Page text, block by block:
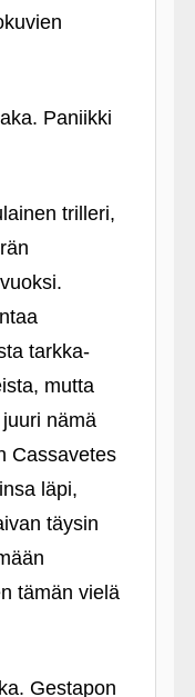
aka. Paniikki
trilleri,
tarkka-
mutta
nämä
Cassavetes
läpi,
täysin
tämän vielä
Gestapon